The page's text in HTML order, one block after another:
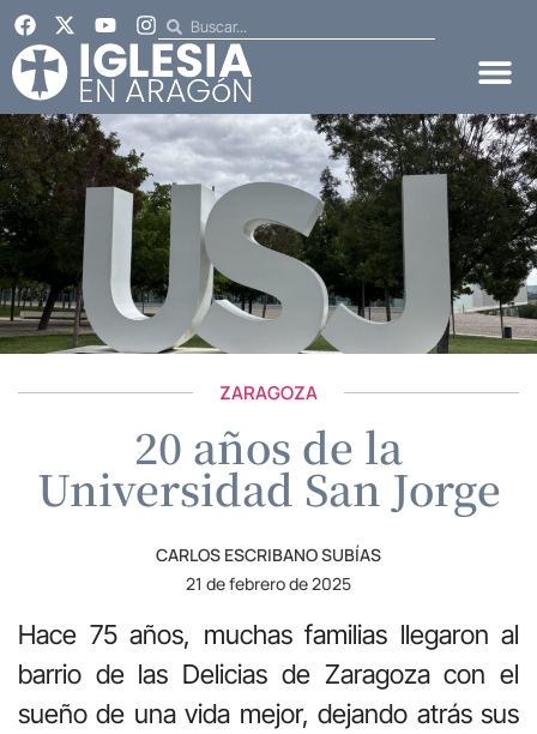
ZARAGOZA
20 años de la
Universidad San Jorge
CARLOS ESCRIBANO SUBÍAS
21 de febrero de 2025
Hace 75 años, muchas familias llegaron al
barrio de las Delicias de Zaragoza con el
sueño de una vida mejor, dejando atrás sus